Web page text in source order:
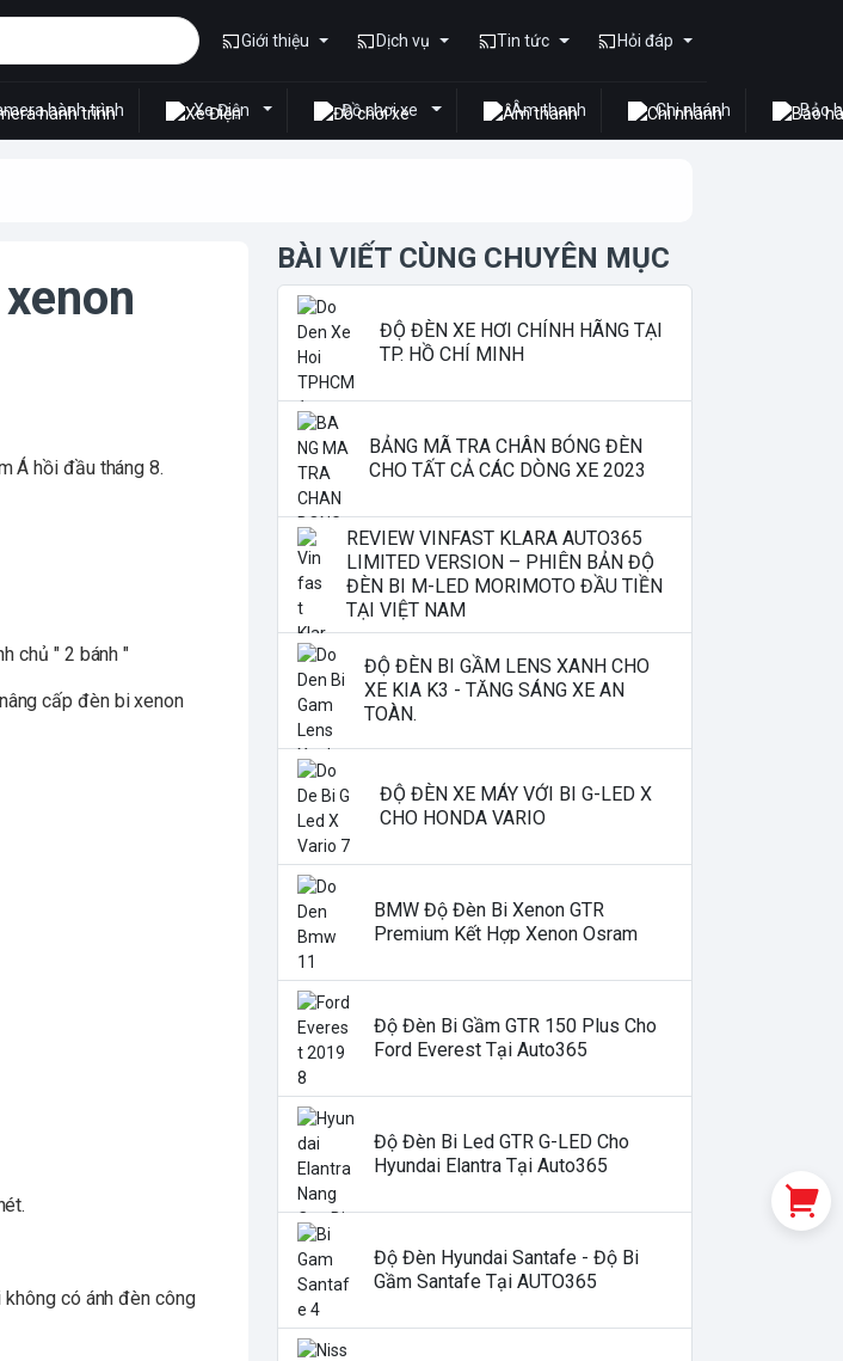
Giới thiệu Dịch vụ Tin tức Hỏi đáp
hành trình Xe Điện Đồ chơi xe Âm thanh Chi nhánh Bảo
Á hồi đầu tháng 8.
chủ " 2 bánh "
cấp đèn bi xenon
có ánh đèn công
BÀI VIẾT CÙNG CHUYÊN MỤC
ĐỘ ĐÈN XE HƠI CHÍNH HÃNG TẠI
TP. HỒ CHÍ MINH
BẢNG MÃ TRA CHÂN BÓNG ĐÈN
CHO TẤT CẢ CÁC DÒNG XE 2023
REVIEW VINFAST KLARA AUTO365
LIMITED VERSION – PHIÊN BẢN ĐỘ
ĐÈN BI M-LED MORIMOTO ĐẦU TIỀN
TẠI VIỆT NAM
ĐỘ ĐÈN BI GẦM LENS XANH CHO
XE KIA K3 - TĂNG SÁNG XE AN
TOÀN.
ĐỘ ĐÈN XE MÁY VỚI BI G-LED X
CHO HONDA VARIO
BMW Độ Đèn Bi Xenon GTR
Premium Kết Hợp Xenon Osram
Độ Đèn Bi Gầm GTR 150 Plus Cho
Ford Everest Tại Auto365
Độ Đèn Bi Led GTR G-LED Cho
Hyundai Elantra Tại Auto365
Độ Đèn Hyundai Santafe - Độ Bi
Gầm Santafe Tại AUTO365